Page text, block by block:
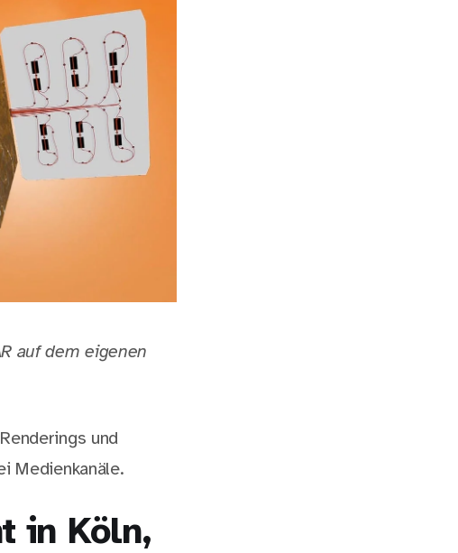
auf dem eigenen
und
Medienkanäle.
in Köln,